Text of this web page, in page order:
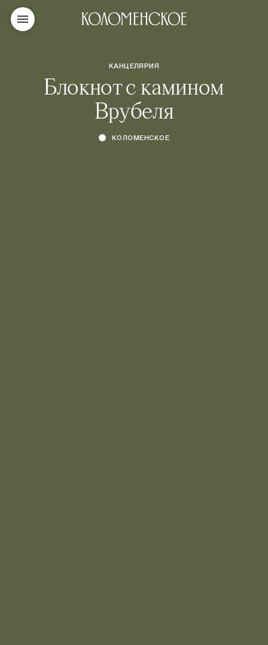
КАНЦЕЛЯРИЯ
Блокнот с камином
Врубеля
КОЛОМЕНСКОЕ